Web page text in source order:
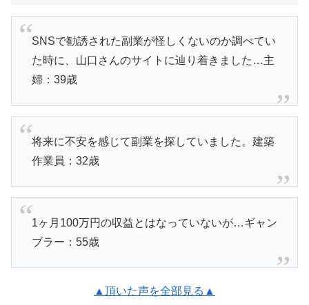
SNSで勧誘された副業が怪しくないのか調べてい
た時に、山口さんのサイトに辿り着きました…主
婦：39歳
将来に不安を感じて副業を探していました。建築
作業員：32歳
1ヶ月100万円の収益とはなっていないが…ギャン
ブラー：55歳
▲頂いた声を全部見る▲